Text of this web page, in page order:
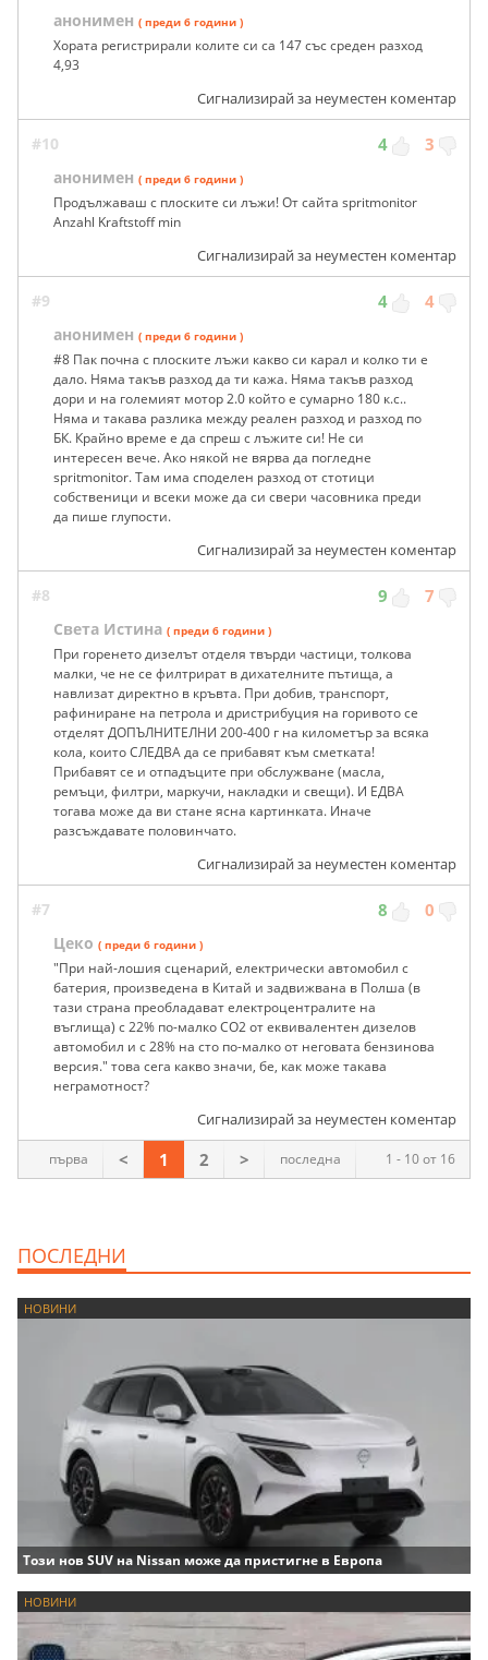
анонимен ( преди 6 години )
Хората регистрирали колите си са 147 със среден разход
4,93
Сигнализирай за неуместен коментар
#10 4 3
анонимен ( преди 6 години )
Продължаваш с плоските си лъжи! От сайта spritmonitor
Anzahl Kraftstoff min
Сигнализирай за неуместен коментар
#9 4 4
анонимен ( преди 6 години )
#8 Пак почна с плоските лъжи какво си карал и колко ти е
дало. Няма такъв разход да ти кажа. Няма такъв разход
дори и на големият мотор 2.0 който е сумарно 180 к.с..
Няма и такава разлика между реален разход и разход по
БК. Крайно време е да спреш с лъжите си! Не си
интересен вече. Ако някой не вярва да погледне
spritmonitor. Там има споделен разход от стотици
собственици и всеки може да си свери часовника преди
да пише глупости.
Сигнализирай за неуместен коментар
#8 9 7
Света Истина ( преди 6 години )
При горенето дизелът отделя твърди частици, толкова
малки, че не се филтрират в дихателните пътища, а
навлизат директно в кръвта. При добив, транспорт,
рафиниране на петрола и дристрибуция на горивото се
отделят ДОПЪЛНИТЕЛНИ 200-400 г на километър за всяка
кола, които СЛЕДВА да се прибавят към сметката!
Прибавят се и отпадъците при обслужване (масла,
ремъци, филтри, маркучи, накладки и свещи). И ЕДВА
тогава може да ви стане ясна картинката. Иначе
разсъждавате половинчато.
Сигнализирай за неуместен коментар
#7 8 0
Цеко ( преди 6 години )
"При най-лошия сценарий, електрически автомобил с
батерия, произведена в Китай и задвижвана в Полша (в
тази страна преобладават електроцентралите на
въглища) с 22% по-малко CO2 от еквивалентен дизелов
автомобил и с 28% на сто по-малко от неговата бензинова
версия." това сега какво значи, бе, как може такава
неграмотност?
Сигнализирай за неуместен коментар
1 - 10 от 16
първа < 1 2 > последна
ПОСЛЕДНИ
НОВИНИ
Този нов SUV на Nissan може да пристигне в Европа
НОВИНИ